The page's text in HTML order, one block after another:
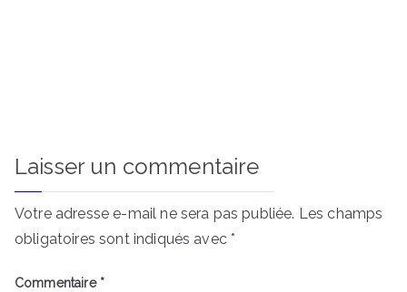
Laisser un commentaire
Votre adresse e-mail ne sera pas publiée. Les champs
obligatoires sont indiqués avec*
Commentaire *